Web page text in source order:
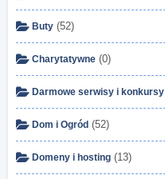
Buty (52)
Charytatywne (0)
Darmowe serwisy i konkursy
Dom i Ogród (52)
Domeny i hosting (13)